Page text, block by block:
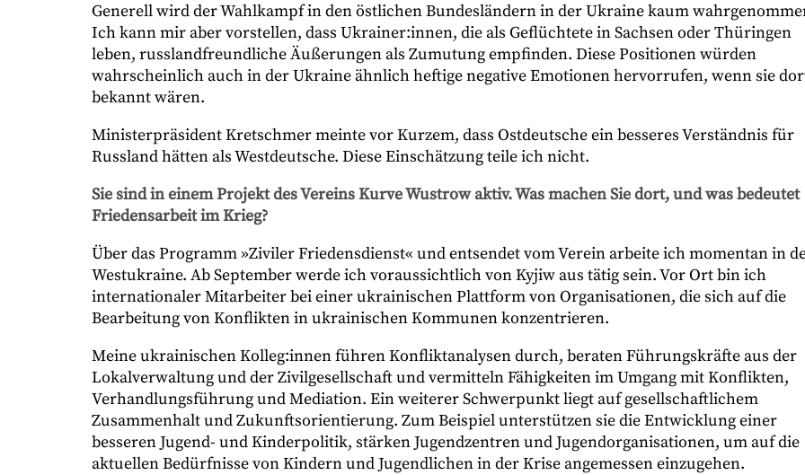
Generell wird der Wahlkampf in den östlichen Bundesländern in der Ukraine kaum
Ich kann mir aber vorstellen, dass Ukrainer:innen, die als Geflüchtete in Sachsen oder Thüringen
leben, russlandfreundliche Äußerungen als Zumutung empfinden. Diese Positionen würden
wahrscheinlich auch in der Ukraine ähnlich heftige negative Emotionen hervorrufen, wenn sie
bekannt wären.
Ministerpräsident Kretschmer meinte vor Kurzem, dass Ostdeutsche ein besseres Verständnis für
Russland hätten als Westdeutsche. Diese Einschätzung teile ich nicht.
Sie sind in einem Projekt des Vereins Kurve Wustrow aktiv. Was machen Sie dort, und was bedeutet
Friedensarbeit im Krieg?
Über das Programm »Ziviler Friedensdienst« und entsendet vom Verein arbeite ich momentan in
Westukraine. Ab September werde ich voraussichtlich von Kyjiw aus tätig sein. Vor Ort bin ich
internationaler Mitarbeiter bei einer ukrainischen Plattform von Organisationen, die sich auf die
Bearbeitung von Konflikten in ukrainischen Kommunen konzentrieren.
Meine ukrainischen Kolleg:innen führen Konfliktanalysen durch, beraten Führungskräfte aus der
Lokalverwaltung und der Zivilgesellschaft und vermitteln Fähigkeiten im Umgang mit Konflikten,
Verhandlungsführung und Mediation. Ein weiterer Schwerpunkt liegt auf gesellschaftlichem
Zusammenhalt und Zukunftsorientierung. Zum Beispiel unterstützen sie die Entwicklung einer
besseren Jugend- und Kinderpolitik, stärken Jugendzentren und Jugendorganisationen, um auf die
aktuellen Bedürfnisse von Kindern und Jugendlichen in der Krise angemessen einzugehen.